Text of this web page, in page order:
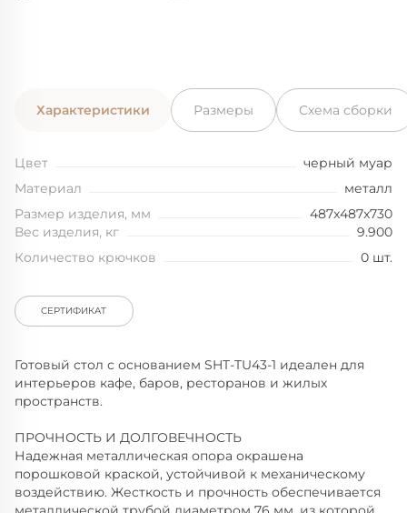
Характеристики Размеры Схема сборки
Цвет
черный муар
Материал
металл
Размер изделия, мм
487x487x730
Вес изделия, кг
9.900
Количество крючков
0 шт.
СЕРТИФИКАТ
Готовый стол с основанием SHT-TU43-1 идеален для
интерьеров кафе, баров, ресторанов и жилых
пространств.
ПРОЧНОСТЬ И ДОЛГОВЕЧНОСТЬ
Надежная металлическая опора окрашена
порошковой краской, устойчивой к механическому
воздействию. Жесткость и прочность обеспечивается